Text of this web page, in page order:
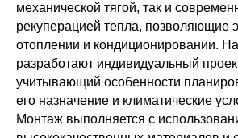
механической тягой, так и
рекуперацией тепла, позволяющие
отоплении и кондиционировании.
разработают индивидуальный
учитывающий особенности
его назначение и климатические
Монтаж выполняется с